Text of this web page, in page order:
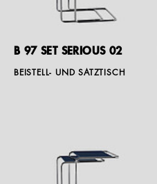
B 97 SET SERIOUS 02
BEISTELL- UND SATZTISCH